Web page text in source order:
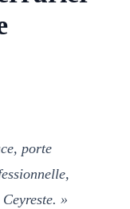
porte
»